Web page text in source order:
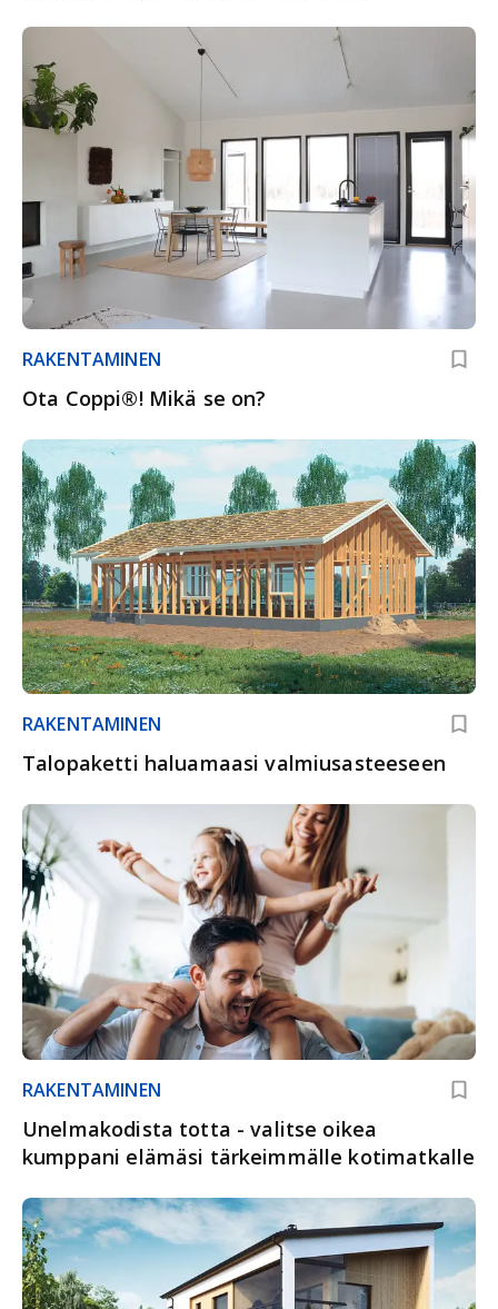
RAKENTAMINEN
Ota Coppi®! Mikä se on?
RAKENTAMINEN
Talopaketti haluamaasi valmiusasteeseen
RAKENTAMINEN
Unelmakodista totta - valitse oikea
kumppani elämäsi tärkeimmälle kotimatkalle